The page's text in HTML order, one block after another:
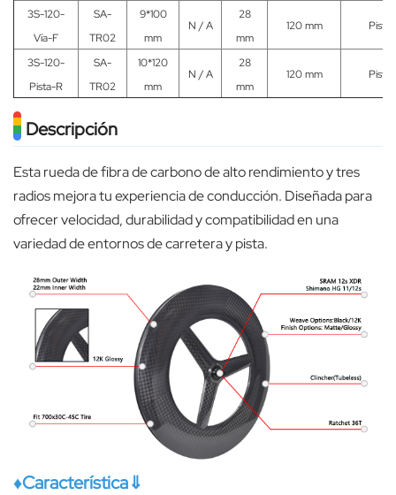
3S-120-
Vía-F
SA-
TR02
9*100
mm
N / A
28
mm
120 mm Pista
3S-120-
Pista-R
SA-
TR02
10*120
mm
N / A
28
mm
120 mm Pista
Descripción
Esta rueda de fibra de carbono de alto rendimiento y tres
radios mejora tu experiencia de conducción. Diseñada para
ofrecer velocidad, durabilidad y compatibilidad en una
variedad de entornos de carretera y pista.
♦Característica⇓